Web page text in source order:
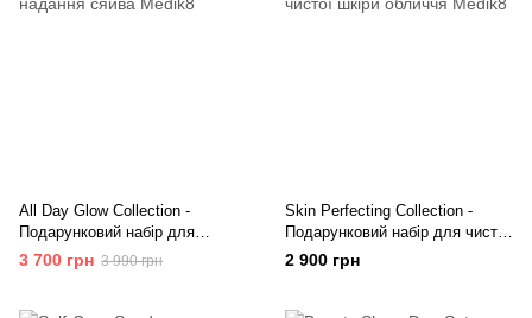
All Day Glow Collection -
Подарунковий набір для
надання сяйва Medik8
3 700 грн 3 990 грн
Skin Perfecting Collection -
Подарунковий набір для чистої
шкіри обличчя Medik8
2 900 грн